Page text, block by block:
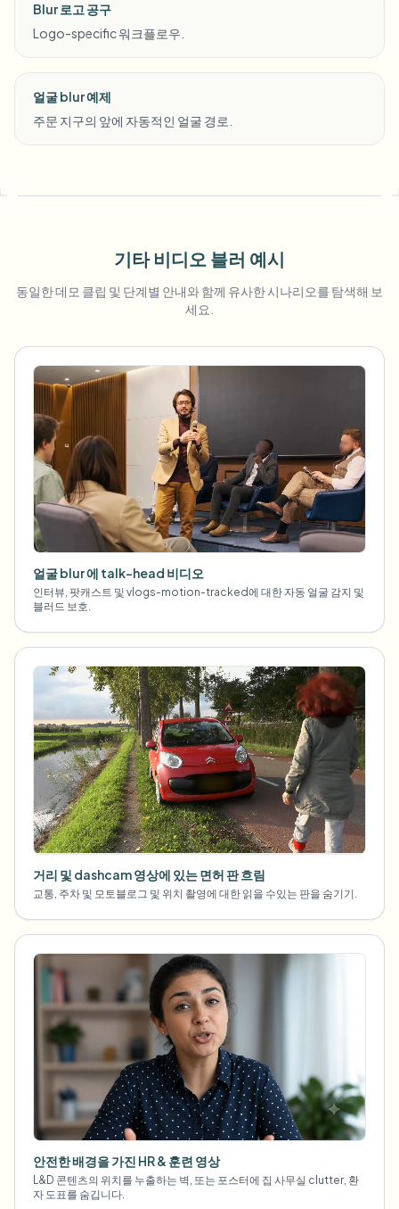
Blur 로고 공구
Logo-specific 워크플로우.
얼굴 blur 예제
주문 지구의 앞에 자동적인 얼굴 경로.
기타 비디오 블러 예시
동일한 데모 클립 및 단계별 안내와 함께 유사한 시나리오를 탐색해 보
세요.
얼굴 blur 에 talk-head 비디오
인터뷰, 팟캐스트 및 vlogs-motion-tracked에 대한 자동 얼굴 감지 및
블러드 보호.
거리 및 dashcam 영상에 있는 면허 판 흐림
교통, 주차 및 모토블로그 및 위치 촬영에 대한 읽을 수있는 판을 숨기기.
안전한 배경을 가진 HR & 훈련 영상
L&D 콘텐츠의 위치를 누출하는 벽, 또는 포스터에 집 사무실 clutter, 환
자 도표를 숨깁니다.